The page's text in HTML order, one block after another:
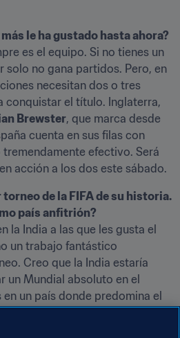
le ha gustado hasta ahora?
es el equipo. Si no tienes un
solo no gana partidos. Pero, en
necesitan dos o tres
conquistar el título. Inglaterra,
Brewster, que marca desde
tremendamente efectivo. Será
acción a los dos este sábado.
país anfitrión?
la India a las que les gusta el
un trabajo fantástico
Creo que la India estaría
un Mundial absoluto en el
un país donde predomina el
más de mil millones de